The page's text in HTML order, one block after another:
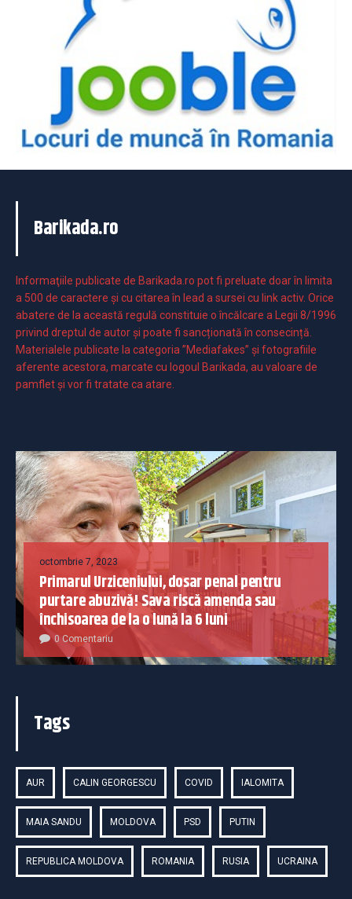
Barikada.ro
Informaţiile publicate de Barikada.ro pot fi preluate doar în limita
a 500 de caractere şi cu citarea în lead a sursei cu link activ. Orice
abatere de la această regulă constituie o încălcare a Legii 8/1996
privind dreptul de autor și poate fi sancționată în consecință.
Materialele publicate la categoria ”Mediafakes” și fotografiile
aferente acestora, marcate cu logoul Barikada, au valoare de
pamflet și vor fi tratate ca atare.
octombrie 7, 2023
Primarul Urziceniului, dosar penal pentru
purtare abuzivă! Sava riscă amenda sau
închisoarea de la o lună la 6 luni
0 Comentariu
Tags
AUR CALIN GEORGESCU COVID IALOMITA
MAIA SANDU MOLDOVA PSD PUTIN
REPUBLICA MOLDOVA ROMANIA RUSIA UCRAINA